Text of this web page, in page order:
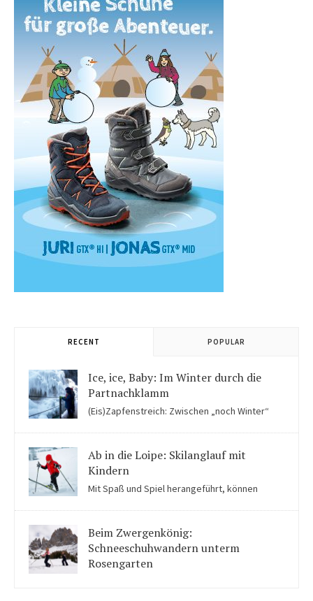
RECENT POPULAR
Ice, ice, Baby: Im Winter durch die
Partnachklamm
(Eis)Zapfenstreich: Zwischen „noch Winter“
Ab in die Loipe: Skilanglauf mit
Kindern
Mit Spaß und Spiel herangeführt, können
Beim Zwergenkönig:
Schneeschuhwandern unterm
Rosengarten